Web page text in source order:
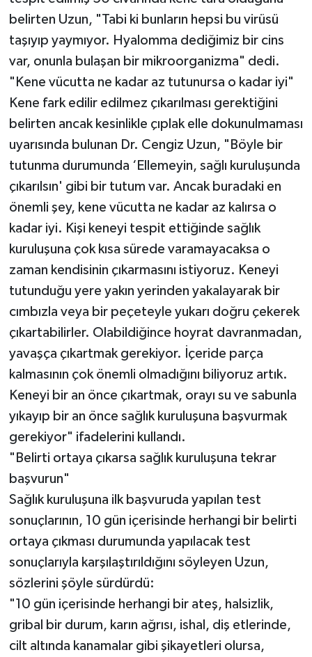
belirten Uzun, "Tabi ki bunların hepsi bu virüsü
taşıyıp yaymıyor. Hyalomma dediğimiz bir cins
var, onunla bulaşan bir mikroorganizma" dedi.
"Kene vücutta ne kadar az tutunursa o kadar iyi"
Kene fark edilir edilmez çıkarılması gerektiğini
belirten ancak kesinlikle çıplak elle dokunulmaması
uyarısında bulunan Dr. Cengiz Uzun, "Böyle bir
tutunma durumunda ‘Ellemeyin, sağlı kuruluşunda
çıkarılsın' gibi bir tutum var. Ancak buradaki en
önemli şey, kene vücutta ne kadar az kalırsa o
kadar iyi. Kişi keneyi tespit ettiğinde sağlık
kuruluşuna çok kısa sürede varamayacaksa o
zaman kendisinin çıkarmasını istiyoruz. Keneyi
tutunduğu yere yakın yerinden yakalayarak bir
cımbızla veya bir peçeteyle yukarı doğru çekerek
çıkartabilirler. Olabildiğince hoyrat davranmadan,
yavaşça çıkartmak gerekiyor. İçeride parça
kalmasının çok önemli olmadığını biliyoruz artık.
Keneyi bir an önce çıkartmak, orayı su ve sabunla
yıkayıp bir an önce sağlık kuruluşuna başvurmak
gerekiyor" ifadelerini kullandı.
"Belirti ortaya çıkarsa sağlık kuruluşuna tekrar
başvurun"
Sağlık kuruluşuna ilk başvuruda yapılan test
sonuçlarının, 10 gün içerisinde herhangi bir belirti
ortaya çıkması durumunda yapılacak test
sonuçlarıyla karşılaştırıldığını söyleyen Uzun,
sözlerini şöyle sürdürdü:
"10 gün içerisinde herhangi bir ateş, halsizlik,
gribal bir durum, karın ağrısı, ishal, diş etlerinde,
cilt altında kanamalar gibi şikayetleri olursa,